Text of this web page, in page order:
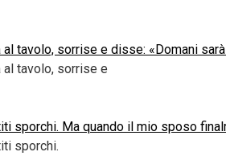
tavolo, sorrise e disse: «Domani
tavolo, sorrise e
sporchi. Ma quando il mio sposo
sporchi.